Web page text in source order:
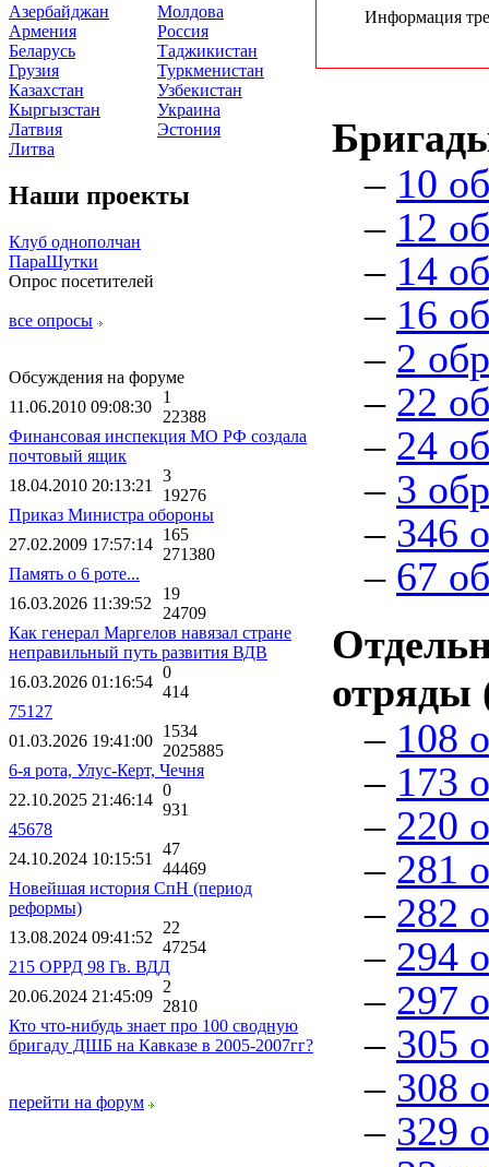
Азербайджан
Армения
Беларусь
Грузия
Казахстан
Кыргызстан
Латвия
Литва
Молдова
Россия
Таджикистан
Туркменистан
Узбекистан
Украина
Эстония
Наши проекты
Клуб однополчан
ПараШутки
Опрос посетителей
все опросы
Обсуждения на форуме
11.06.2010 09:08:30
1
22388
Финансовая инспекция МО РФ создала
почтовый ящик
18.04.2010 20:13:21
3
19276
Приказ Министра обороны
27.02.2009 17:57:14
165
271380
Память о 6 роте...
16.03.2026 11:39:52
19
24709
Как генерал Маргелов навязал стране
неправильный путь развития ВДВ
16.03.2026 01:16:54
0
414
75127
01.03.2026 19:41:00
1534
2025885
6-я рота, Улус-Керт, Чечня
22.10.2025 21:46:14
0
931
45678
24.10.2024 10:15:51
47
44469
Новейшая история СпН (период
реформы)
13.08.2024 09:41:52
22
47254
215 ОРРД 98 Гв. ВДД
20.06.2024 21:45:09
2
2810
Кто что-нибудь знает про 100 сводную
бригаду ДШБ на Кавказе в 2005-2007гг?
перейти на форум
Информация
– 10
– 12
– 14
– 16
– 2
– 22
– 24
– 3
– 346
– 67
отряды
– 108
– 173
– 220
– 281
– 282
– 294
– 297
– 305
– 308
– 329